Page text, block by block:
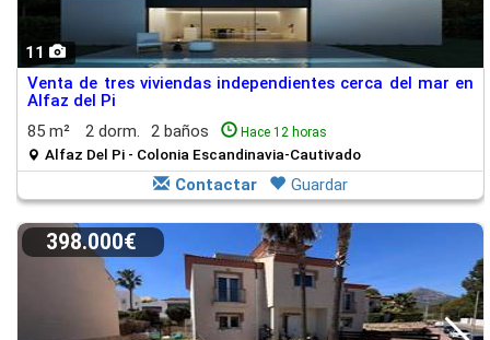
11
Venta de tres viviendas independientes cerca del mar en
Alfaz del Pi
85 m²
2 dorm. 2 baños Hace 12 horas
Alfaz Del Pi - Colonia Escandinavia-Cautivado
Contactar Guardar
398.000€